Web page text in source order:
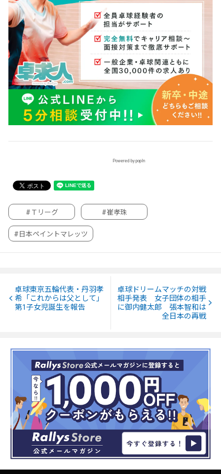
Powered by popIn
#Ｔリーグ #崔孝珠
#日本ペイントマレッツ
卓球東京五輪代表・丹羽孝
希「これからは父として」
第1子女児誕生を報告
卓球ドリームマッチの対戦
相手発表 女子団体の相手
に御内健太郎 張本智和は
全日本の再戦